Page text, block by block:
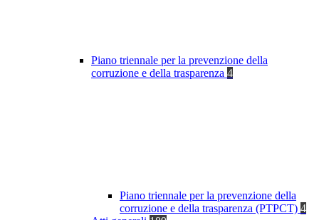
Piano triennale per la prevenzione della
corruzione e della trasparenza 4
Piano triennale per la prevenzione della
corruzione e della trasparenza (PTPCT) 4